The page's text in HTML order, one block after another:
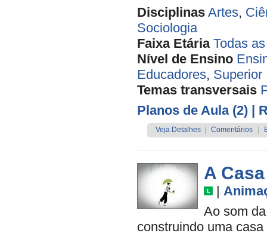
Disciplinas Artes,
Sociologia
Faixa Etária Todas
Nível de Ensino
Educadores, Superior
Temas transversais
Planos de Aula (2) |
Veja Detalhes Comentários
A Casa
|
Ao som
construindo uma